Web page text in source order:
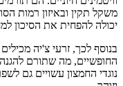
משקל תקין ובאיזון רמות
יכולה להפחית את הסיכון
בנוסף לכך, זרעי צ'יה
החופשיים, מה שתורם
נוגדי החמצון עשויים גם